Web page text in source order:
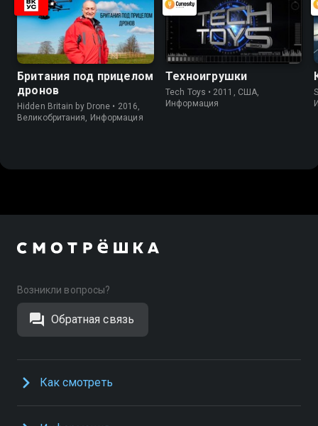
Британия под прицелом
дронов
Hidden Britain by Drone • 2016,
Великобритания, Информация
Техноигрушки
Tech Toys • 2011, США,
Информация
Возникли вопросы?
Обратная связь
Как смотреть